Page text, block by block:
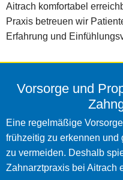
Aitrach komfortabel
Praxis betreuen wir
Erfahrung und
Vorsorge und
Eine regelmäßige
frühzeitig zu erkennen
zu vermeiden. Deshalb
Zahnarztpraxis bei Aitrach